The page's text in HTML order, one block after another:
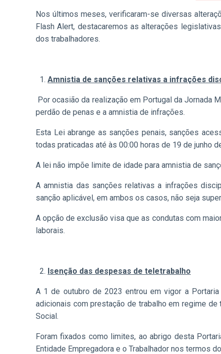
Nos últimos meses, verificaram-se diversas
Flash Alert, destacaremos as alterações
dos trabalhadores.
Amnistia de sanções relativas a infrações
Por ocasião da realização em Portugal da Jornada
perdão de penas e a amnistia de infrações.
Esta Lei abrange as sanções penais, sanções
todas praticadas até às 00:00 horas de 19 de junho
A lei não impõe limite de idade para amnistia de
A amnistia das sanções relativas a infrações
sanção aplicável, em ambos os casos, não seja
A opção de exclusão visa que as condutas com
laborais.
Isenção das despesas de teletrabalho
A 1 de outubro de 2023 entrou em vigor a
adicionais com prestação de trabalho em regime
Social.
Foram fixados como limites, ao abrigo desta
Entidade Empregadora e o Trabalhador nos termos